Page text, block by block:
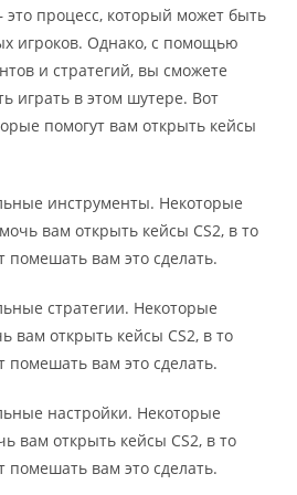
это процесс, который может быть
игроков. Однако, с помощью
и стратегий, вы сможете
играть в этом шутере. Вот
помогут вам открыть кейсы
инструменты. Некоторые
вам открыть кейсы CS2, в то
помешать вам это сделать.
стратегии. Некоторые
вам открыть кейсы CS2, в то
помешать вам это сделать.
настройки. Некоторые
вам открыть кейсы CS2, в то
помешать вам это сделать.